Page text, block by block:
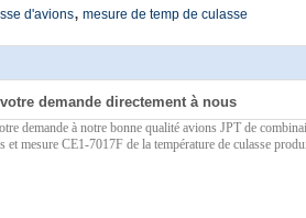
d'avions, mesure de temp de culasse
demande directement à nous